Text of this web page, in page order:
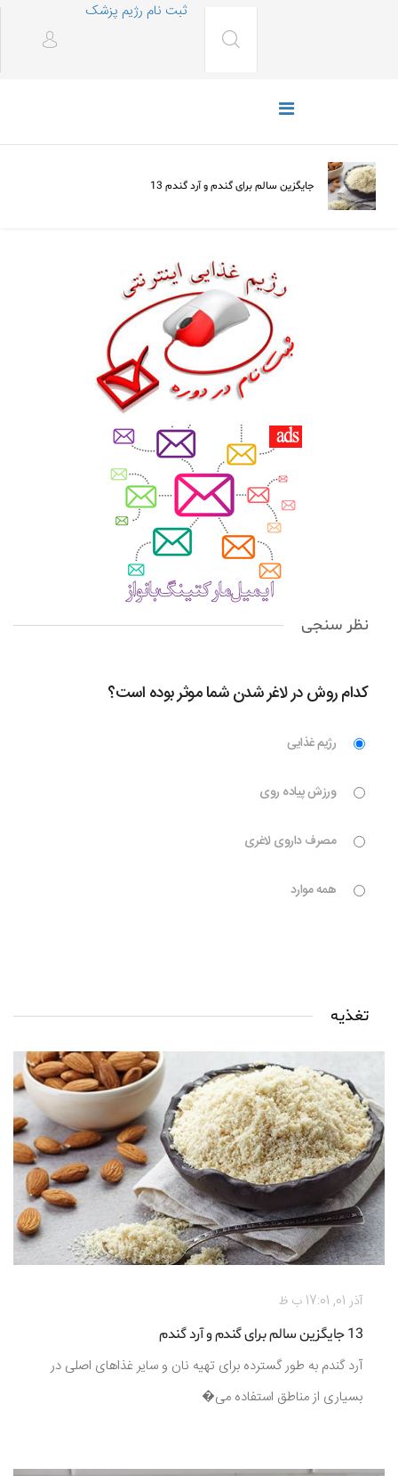
ثبت نام رژیم پزشک
13 جایگزین سالم برای گندم و آرد گندم
توانبخشی
چگونه بر سرطان ریه غلبه کردم
نظر سنجی
کدام روش در لاغر شدن شما موثر بوده است؟
رژیم غذایی
ورزش پیاده روی
مصرف داروی لاغری
همه موارد
تغذیه
آذر 01, 17:01 ب ظ
13 جایگزین سالم برای گندم و آرد گندم
آرد گندم به طور گسترده برای تهیه نان و سایر غذاهای اصلی در
بسیاری از مناطق استفاده می‌�